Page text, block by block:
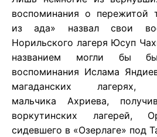
воспоминания о пережитой
из ада» назвал свои
Норильского лагеря Юсуп
названием могли бы
воспоминания Ислама
магаданских лагерях,
мальчика Ахриева,
воркутинских лагерей,
сидевшего в «Озерлаге» под